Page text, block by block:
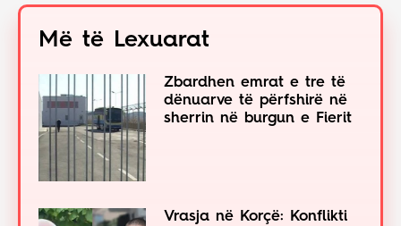
Më të Lexuarat
Zbardhen emrat e tre të
dënuarve të përfshirë në
sherrin në burgun e Fierit
Vrasja në Korçë: Konflikti